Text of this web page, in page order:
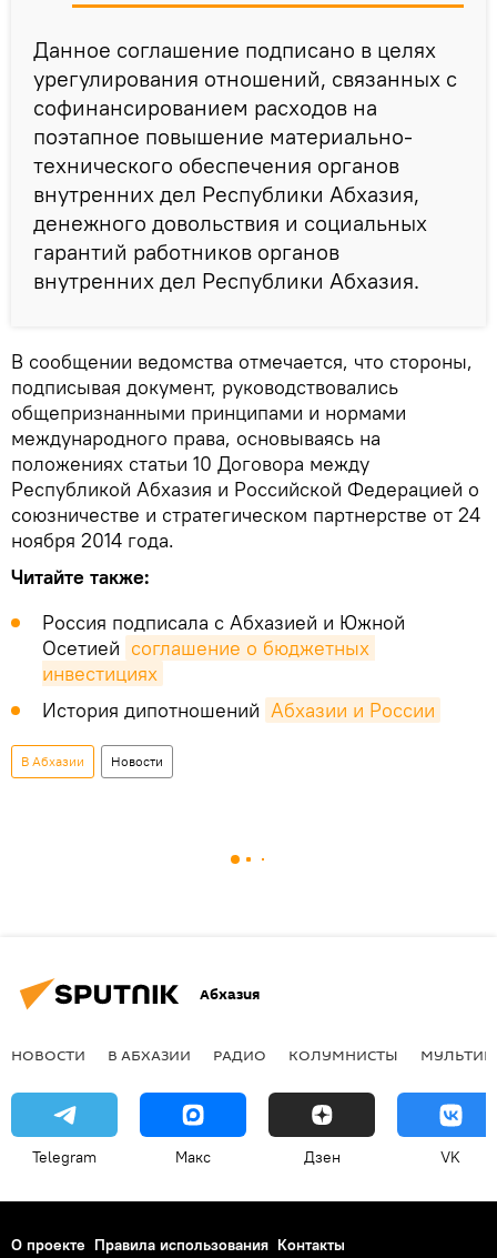
Данное соглашение подписано в целях
урегулирования отношений, связанных с
софинансированием расходов на
поэтапное повышение материально-
технического обеспечения органов
внутренних дел Республики Абхазия,
денежного довольствия и социальных
гарантий работников органов
внутренних дел Республики Абхазия.
В сообщении ведомства отмечается, что стороны,
подписывая документ, руководствовались
общепризнанными принципами и нормами
международного права, основываясь на
положениях статьи 10 Договора между
Республикой Абхазия и Российской Федерацией о
союзничестве и стратегическом партнерстве от 24
ноября 2014 года.
Читайте также:
Россия подписала с Абхазией и Южной
Осетией соглашение о бюджетных
инвестициях
История дипотношений Абхазии и России
В Абхазии Новости
Абхазия
НОВОСТИ В АБХАЗИИ РАДИО КОЛУМНИСТЫ
Telegram Макс Дзен VK
О проекте Правила использования Контакты